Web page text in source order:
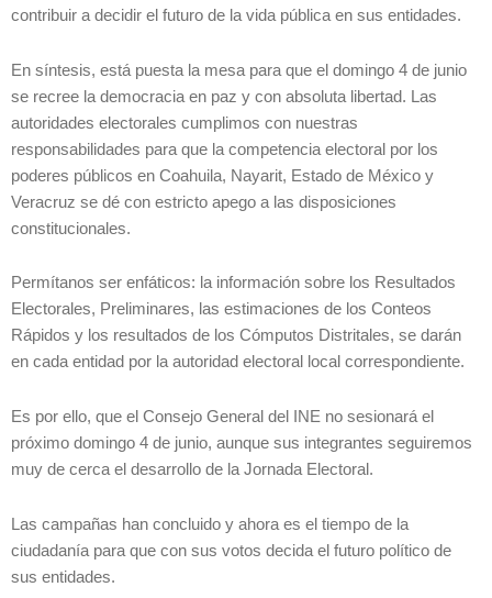
contribuir a decidir el futuro de la vida pública en sus entidades.
En síntesis, está puesta la mesa para que el domingo 4 de junio
se recree la democracia en paz y con absoluta libertad. Las
autoridades electorales cumplimos con nuestras
responsabilidades para que la competencia electoral por los
poderes públicos en Coahuila, Nayarit, Estado de México y
Veracruz se dé con estricto apego a las disposiciones
constitucionales.
Permítanos ser enfáticos: la información sobre los Resultados
Electorales, Preliminares, las estimaciones de los Conteos
Rápidos y los resultados de los Cómputos Distritales, se darán
en cada entidad por la autoridad electoral local correspondiente.
Es por ello, que el Consejo General del INE no sesionará el
próximo domingo 4 de junio, aunque sus integrantes seguiremos
muy de cerca el desarrollo de la Jornada Electoral.
Las campañas han concluido y ahora es el tiempo de la
ciudadanía para que con sus votos decida el futuro político de
sus entidades.